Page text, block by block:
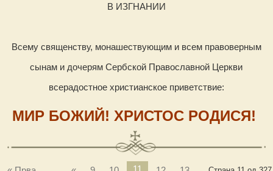
В ИЗГНАНИИ
Всему священству, монашествующим и всем правоверным
сынам и дочерям Сербской Православной Церкви
всерадостное христианское приветствие:
МИР БОЖИЙ! ХРИСТОС РОДИСЯ!
11